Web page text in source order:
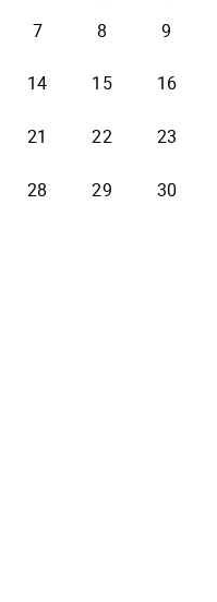
7 8 9
14 15 16
21 22 23
28 29 30